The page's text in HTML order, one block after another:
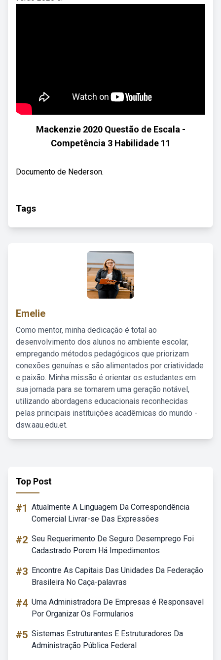
Mackenzie 2020 Questão de Escala -
Competência 3 Habilidade 11
Documento de Nederson.
Tags
Emelie
Como mentor, minha dedicação é total ao
desenvolvimento dos alunos no ambiente escolar,
empregando métodos pedagógicos que priorizam
conexões genuínas e são alimentados por criatividade
e paixão. Minha missão é orientar os estudantes em
sua jornada para se tornarem uma geração notável,
utilizando abordagens educacionais reconhecidas
pelas principais instituições acadêmicas do mundo -
dsw.aau.edu.et.
Top Post
#1 Atualmente A Linguagem Da Correspondência
Comercial Livrar-se Das Expressões
#2 Seu Requerimento De Seguro Desemprego Foi
Cadastrado Porem Há Impedimentos
#3 Encontre As Capitais Das Unidades Da Federação
Brasileira No Caça-palavras
#4 Uma Administradora De Empresas é Responsavel
Por Organizar Os Formularios
#5 Sistemas Estruturantes E Estruturadores Da
Administração Pública Federal